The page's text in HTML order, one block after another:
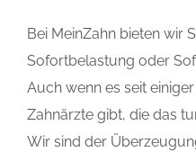
Bei MeinZahn bieten wir
Sofortbelastung oder
Auch wenn es seit
Zahnärzte gibt, die das
Wir sind der